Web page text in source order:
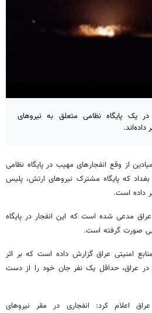
یک پایگاه نظامی متعلق به نیروهای
از وقع انفجارهای مهیب در پایگاه نظامی
که پایگاه مشترک نیروهای ارتش، پلیس
داده است.
عراق مدعی شده است که این انفجار در پایگاه
صورت گرفته است.
امنیتی عراق گزارش داده است که بر اثر
در عراق، حداقل یک نفر جان خود را از دست
اعلام کرد: انفجاری در مقر نیروهای